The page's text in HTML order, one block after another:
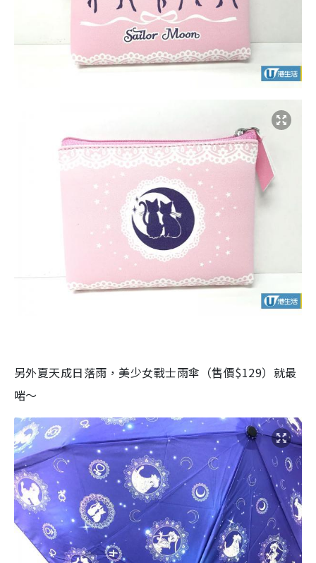
另外夏天成日落雨，美少女戰士雨傘（售價$129）就最
啱～